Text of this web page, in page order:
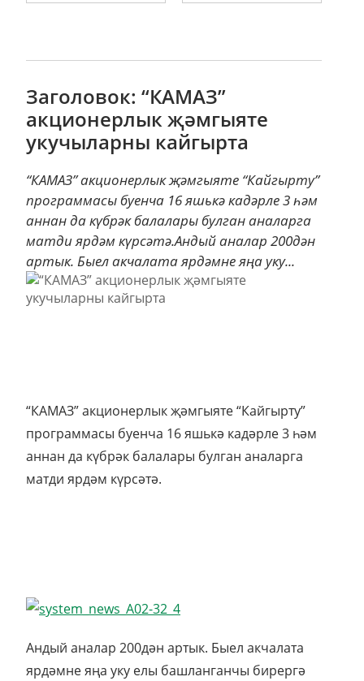
Заголовок: “КАМАЗ”
акционерлык җәмгыяте
укучыларны кайгырта
“КАМАЗ” акционерлык җәмгыяте “Кайгырту”
программасы буенча 16 яшькә кадәрле 3 һәм
аннан да күбрәк балалары булган аналарга
матди ярдәм күрсәтә.Андый аналар 200дән
артык. Быел акчалата ярдәмне яңа уку...
“КАМАЗ” акционерлык җәмгыяте “Кайгырту”
программасы буенча 16 яшькә кадәрле 3 һәм
аннан да күбрәк балалары булган аналарга
матди ярдәм күрсәтә.
Андый аналар 200дән артык. Быел акчалата
ярдәмне яңа уку елы башланганчы бирергә